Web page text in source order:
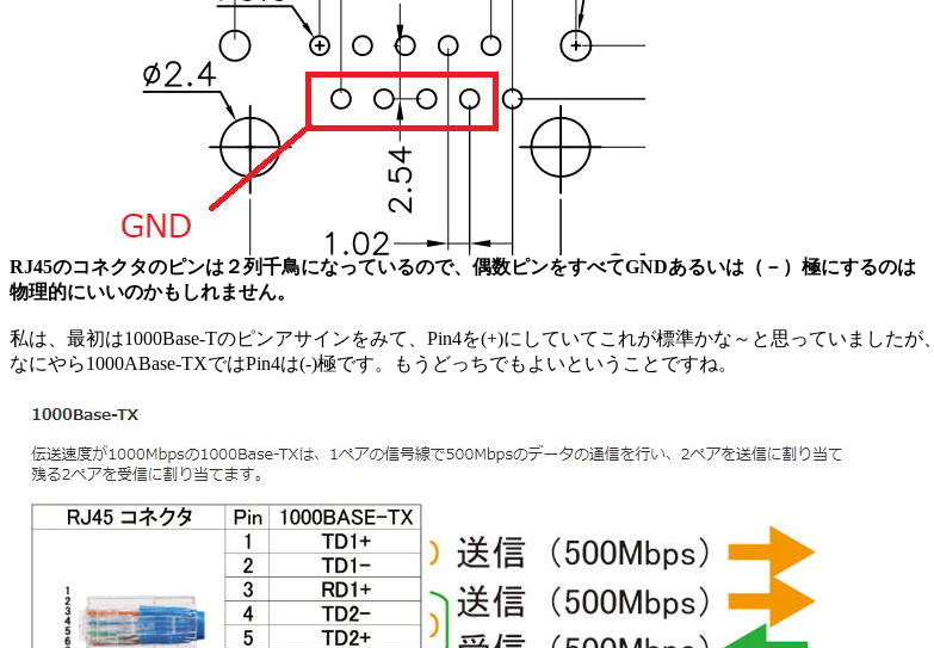
RJ45のコネクタのピンは２列千鳥になっているので、偶数ピンをすべてGNDあるいは（－）極にするのは
物理的にいいのかもしれません。
私は、最初は1000Base-Tのピンアサインをみて、Pin4を(+)にしていてこれが標準かな～と思っていましたが、
なにやら1000ABase-TXではPin4は(-)極です。もうどっちでもよいということですね。